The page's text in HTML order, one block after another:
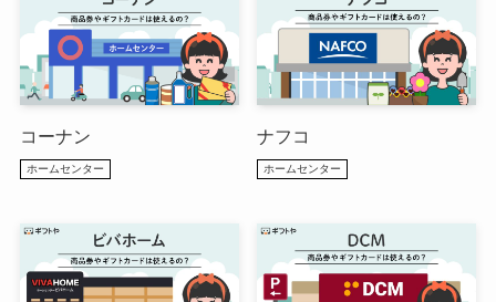
コーナン
ホームセンター
ナフコ
ホームセンター